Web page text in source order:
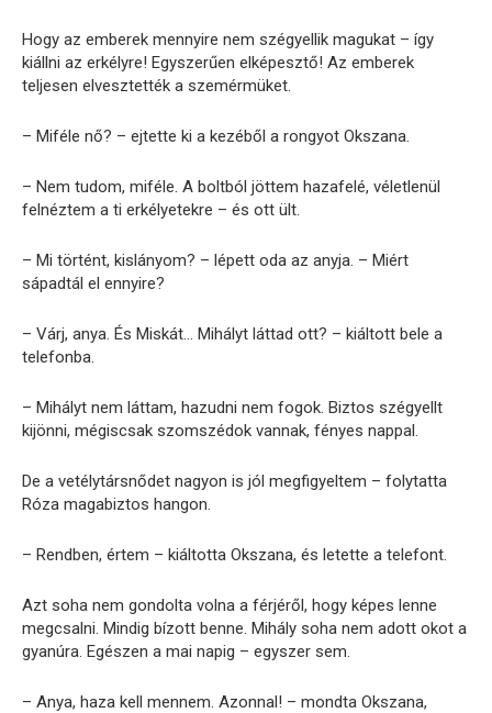
Hogy az emberek mennyire nem szégyellik magukat – így
kiállni az erkélyre! Egyszerűen elképesztő! Az emberek
teljesen elvesztették a szemérmüket.
– Miféle nő? – ejtette ki a kezéből a rongyot Okszana.
– Nem tudom, miféle. A boltból jöttem hazafelé, véletlenül
felnéztem a ti erkélyetekre – és ott ült.
– Mi történt, kislányom? – lépett oda az anyja. – Miért
sápadtál el ennyire?
– Várj, anya. És Miskát… Mihályt láttad ott? – kiáltott bele a
telefonba.
– Mihályt nem láttam, hazudni nem fogok. Biztos szégyellt
kijönni, mégiscsak szomszédok vannak, fényes nappal.
De a vetélytársnődet nagyon is jól megfigyeltem – folytatta
Róza magabiztos hangon.
– Rendben, értem – kiáltotta Okszana, és letette a telefont.
Azt soha nem gondolta volna a férjéről, hogy képes lenne
megcsalni. Mindig bízott benne. Mihály soha nem adott okot a
gyanúra. Egészen a mai napig – egyszer sem.
– Anya, haza kell mennem. Azonnal! – mondta Okszana,